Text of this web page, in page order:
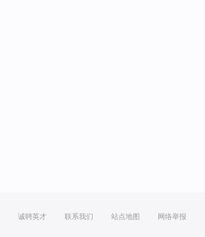
诚聘英才 联系我们 站点地图 网络举报